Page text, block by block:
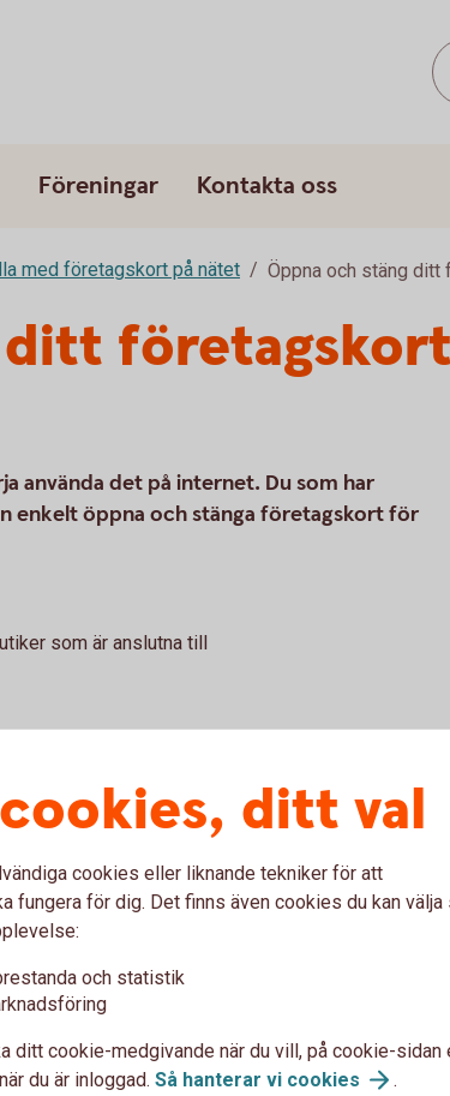
Föreningar Kontakta oss
med företagskort på nätet Öppna och stäng
ditt
använda det på internet. Du som har
enkelt öppna och stänga företagskort för
som är anslutna till
ditt val
cookies eller liknande tekniker för att
fungera för dig. Det finns även cookies du kan välja
och statistik
ditt cookie-medgivande när du vill, på cookie-sidan
du är inloggad. Så hanterar vi cookies .